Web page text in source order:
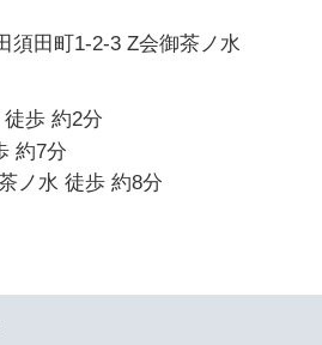
須田町1-2-3 Z会御茶ノ水
歩 約2分
約7分
ノ水 徒歩 約8分